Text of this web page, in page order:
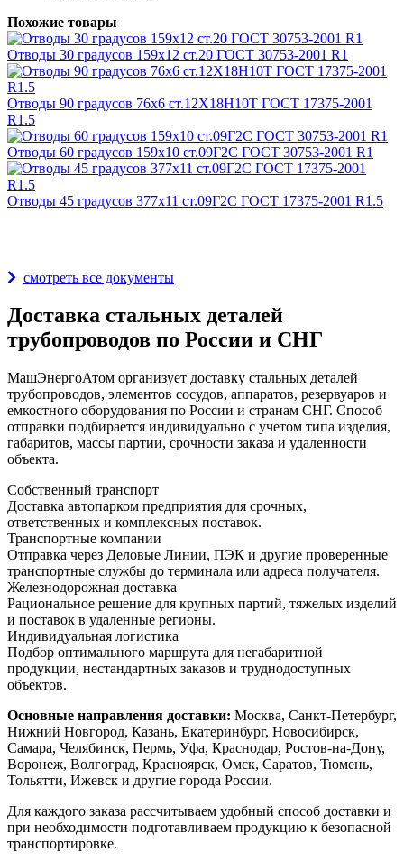
Похожие товары
Отводы 30 градусов 159х12 ст.20 ГОСТ 30753-2001 R1
Отводы 90 градусов 76х6 ст.12Х18Н10Т ГОСТ 17375-2001
R1.5
Отводы 60 градусов 159х10 ст.09Г2С ГОСТ 30753-2001 R1
Отводы 45 градусов 377х11 ст.09Г2С ГОСТ 17375-2001 R1.5
смотреть все документы
Доставка стальных деталей
трубопроводов по России и СНГ
МашЭнергоАтом организует доставку стальных деталей
трубопроводов, элементов сосудов, аппаратов, резервуаров и
емкостного оборудования по России и странам СНГ. Способ
отправки подбирается индивидуально с учетом типа изделия,
габаритов, массы партии, срочности заказа и удаленности
объекта.
Собственный транспорт
Доставка автопарком предприятия для срочных,
ответственных и комплексных поставок.
Транспортные компании
Отправка через Деловые Линии, ПЭК и другие проверенные
транспортные службы до терминала или адреса получателя.
Железнодорожная доставка
Рациональное решение для крупных партий, тяжелых изделий
и поставок в удаленные регионы.
Индивидуальная логистика
Подбор оптимального маршрута для негабаритной
продукции, нестандартных заказов и труднодоступных
объектов.
Основные направления доставки: Москва, Санкт-Петербург,
Нижний Новгород, Казань, Екатеринбург, Новосибирск,
Самара, Челябинск, Пермь, Уфа, Краснодар, Ростов-на-Дону,
Воронеж, Волгоград, Красноярск, Омск, Саратов, Тюмень,
Тольятти, Ижевск и другие города России.
Для каждого заказа рассчитываем удобный способ доставки и
при необходимости подготавливаем продукцию к безопасной
транспортировке.